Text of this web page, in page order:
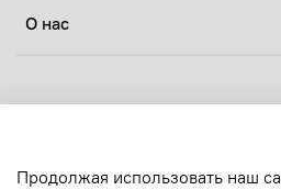
О нас
sens.production@yandex.ru
Продолжая использовать наш